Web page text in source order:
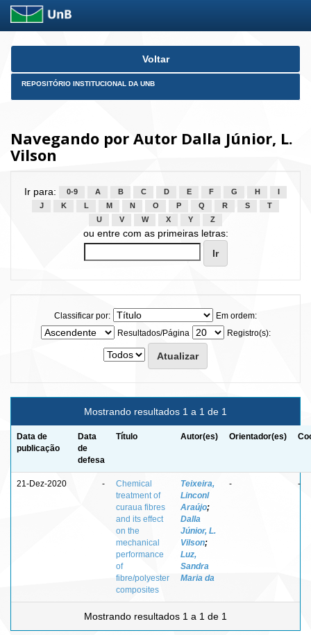
Skip
Voltar
REPOSITÓRIO INSTITUCIONAL DA UNB
Navegando por Autor Dalla Júnior, L.
Vilson
Ir para: 0-9 A B C D E F G H
J
K L M N O P Q R S
T
U
V W X Y Z
ou entre com as primeiras letras:
Classificar por:
Em ordem:
Resultados/Página
Registro(s):
Mostrando resultados 1 a 1 de 1
Data de
publicação
Data
de
defesa
Título Autor(es) Orientador(es)
21-Dez-2020 -
Chemical
treatment of
curaua fibres
and its effect
on the
mechanical
performance
of
fibre/polyester
composites
Teixeira,
Linconl
Araújo;
Dalla
Júnior, L.
Vilson;
Luz,
Sandra
Maria da
- -
Mostrando resultados 1 a 1 de 1